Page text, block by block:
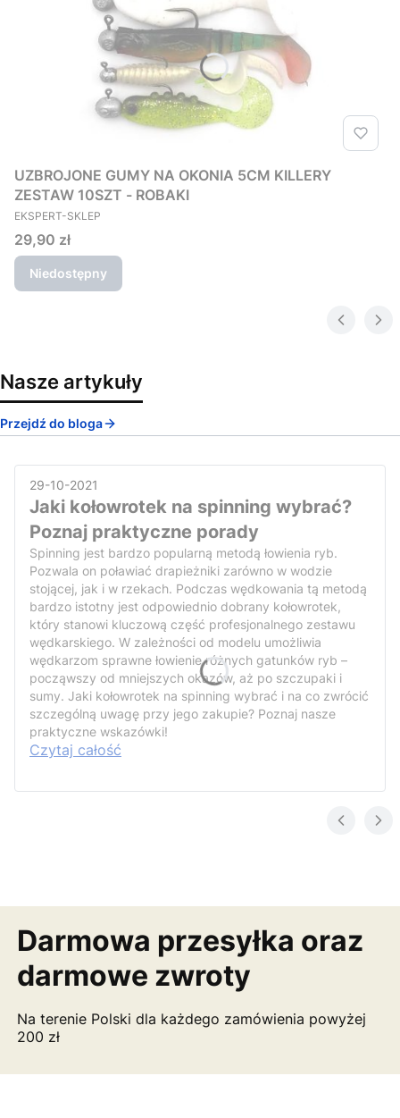
UZBROJONE GUMY NA OKONIA 5CM KILLERY
ZESTAW 10SZT - ROBAKI
PRODUCENT
EKSPERT-SKLEP
Cena
29,90 zł
Niedostępny
Nasze artykuły
Przejdź do bloga
29-10-2021
Jaki kołowrotek na spinning wybrać?
Poznaj praktyczne porady
Spinning jest bardzo popularną metodą łowienia ryb.
Pozwala on poławiać drapieżniki zarówno w wodzie
stojącej, jak i w rzekach. Podczas wędkowania tą metodą
bardzo istotny jest odpowiednio dobrany kołowrotek,
który stanowi kluczową część profesjonalnego zestawu
wędkarskiego. W zależności od modelu umożliwia
wędkarzom sprawne łowienie różnych gatunków ryb –
począwszy od mniejszych okazów, aż po szczupaki i
sumy. Jaki kołowrotek na spinning wybrać i na co zwrócić
szczególną uwagę przy jego zakupie? Poznaj nasze
praktyczne wskazówki!
Czytaj całość
Darmowa przesyłka oraz
darmowe zwroty
Na terenie Polski dla każdego zamówienia powyżej
200 zł